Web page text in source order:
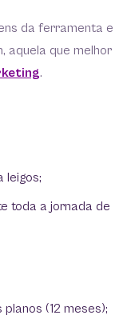
da ferramenta e
aquela que melhor
.
leigos;
toda a jornada de
(12 meses);